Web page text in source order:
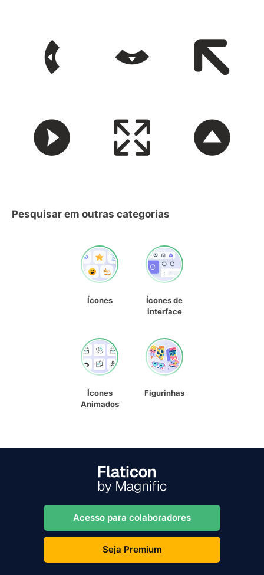
Pesquisar em outras categorias
Ícones
Ícones de
interface
Ícones
Animados
Figurinhas
Acesso para colaboradores
Seja Premium